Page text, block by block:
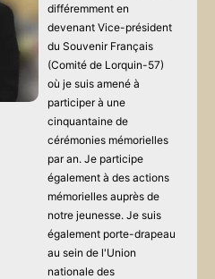
différemment en
devenant Vice-président
du Souvenir Français
(Comité de Lorquin-57)
où je suis amené à
participer à une
cinquantaine de
cérémonies mémorielles
par an. Je participe
également à des actions
mémorielles auprès de
notre jeunesse. Je suis
également porte-drapeau
au sein de l'Union
nationale des